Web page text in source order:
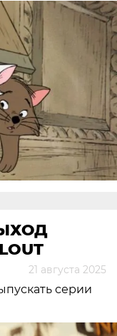
21 августа 2025
серии